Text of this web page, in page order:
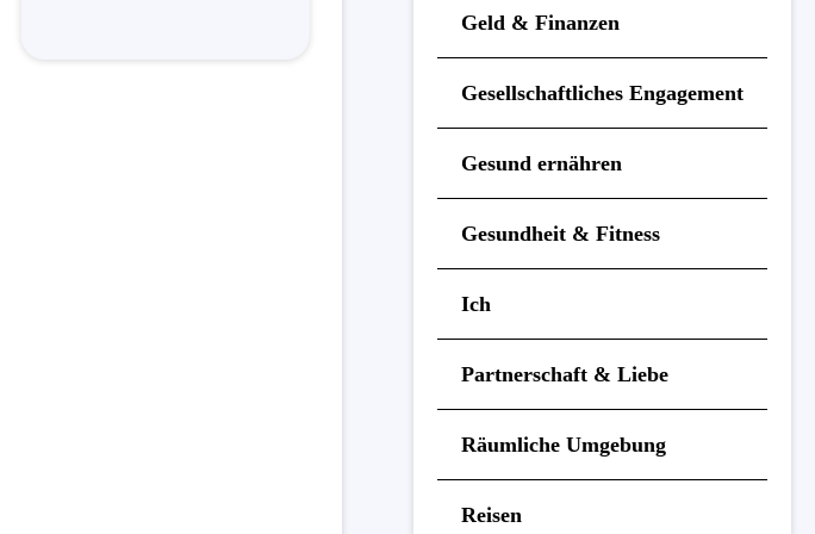
Geld & Finanzen
Gesellschaftliches Engagement
Gesund ernähren
Gesundheit & Fitness
Ich
Partnerschaft & Liebe
Räumliche Umgebung
Reisen